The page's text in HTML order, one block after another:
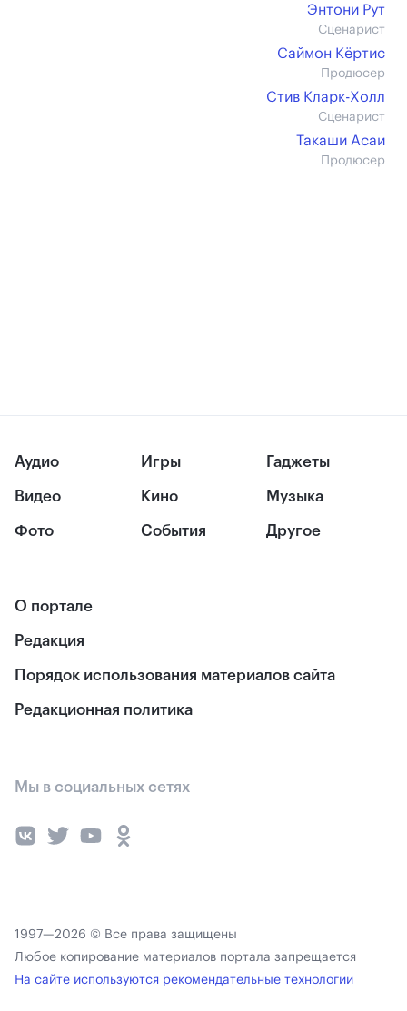
Энтони Рут
Сценарист
Саймон Кёртис
Продюсер
Стив Кларк-Холл
Сценарист
Такаши Асаи
Продюсер
Аудио
Видео
Фото
Игры
Кино
События
Гаджеты
Музыка
Другое
О портале
Редакция
Порядок использования материалов сайта
Редакционная политика
Мы в социальных сетях
1997—2026 © Все права защищены
Любое копирование материалов портала запрещается
На сайте используются рекомендательные технологии